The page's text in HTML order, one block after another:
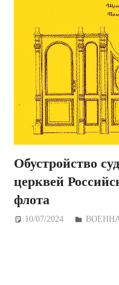
Обустройство
церквей
флота
10/07/2024